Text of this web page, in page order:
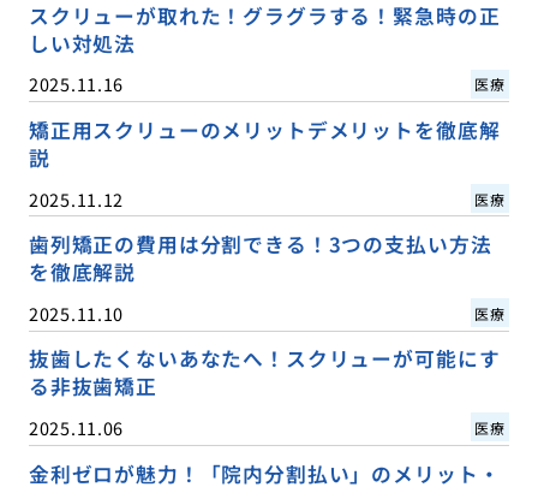
スクリューが取れた！グラグラする！緊急時の正
しい対処法
2025.11.16 医療
矯正用スクリューのメリットデメリットを徹底解
説
2025.11.12 医療
歯列矯正の費用は分割できる！3つの支払い方法
を徹底解説
2025.11.10 医療
抜歯したくないあなたへ！スクリューが可能にす
る非抜歯矯正
2025.11.06 医療
金利ゼロが魅力！「院内分割払い」のメリット・